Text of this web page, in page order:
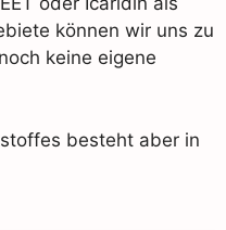
können wir uns zu
keine eigene
besteht aber in